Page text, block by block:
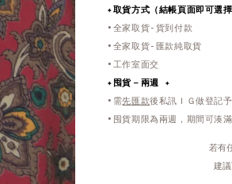
✦取貨方式 （結帳頁面即可選擇
•全家取貨-貨到付款
•全家取貨-匯款純取貨
•工作室面交
✦ 囤貨－兩週 ✦
•需先匯款後私訊ＩＧ做登記
•囤貨期限為兩週，期間可湊
若有
建